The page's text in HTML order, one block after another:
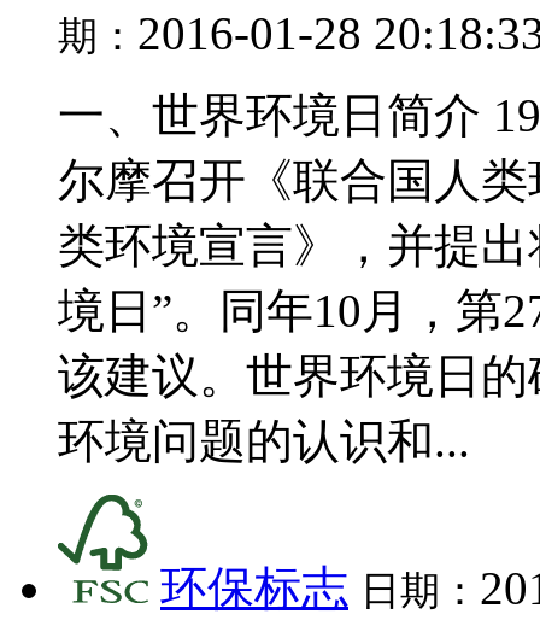
期： 2016-01-28
一、世界环境日简介
尔摩召开《联合国人
类环境宣言》，并提
境日”。同年10月，第
该建议。世界环境日
环境问题的认识和...
环保标志 日期：